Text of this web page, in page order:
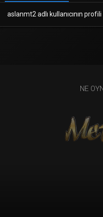
aslanmt2 adlı kullanıcının
NE